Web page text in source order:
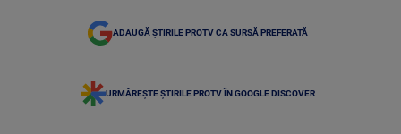
ADAUGĂ ȘTIRILE PROTV CA SURSĂ PREFERATĂ
URMĂREȘTE ȘTIRILE PROTV ÎN GOOGLE DISCOVER